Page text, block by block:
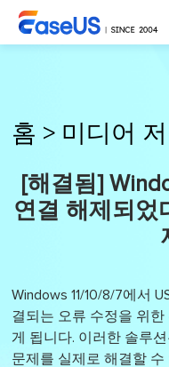
홈 > 미디어
[해결됨]
연결 해제되었
Windows 11/10/8/7에서
결되는 오류 수정을 위
게 됩니다. 이러한 솔루
문제를 실제로 해결할 수